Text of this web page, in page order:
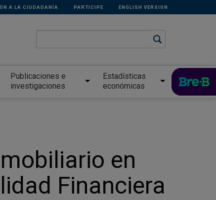
A LA CIUDADANÍA PARTICIPE ENGLISH VERSION
Publicaciones e
investigaciones
Estadísticas
económicas
en
Financiera